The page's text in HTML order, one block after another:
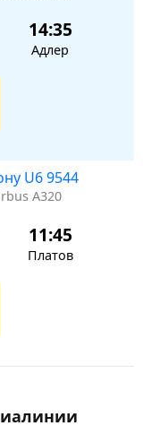
14:35
Адлер
U6 9544
A320
11:45
Платов